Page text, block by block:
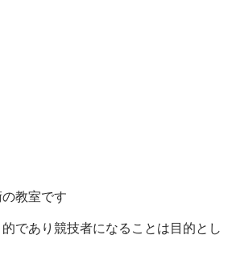
教室です
であり競技者になることは目的とし